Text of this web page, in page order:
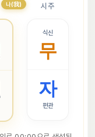
시주
식신
무
자
편관
나(我)